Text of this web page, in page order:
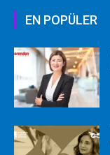
EN POPÜLER